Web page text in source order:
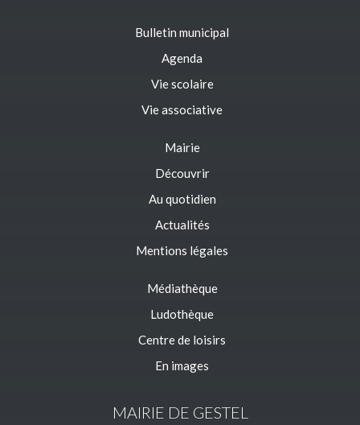
Bulletin municipal
Agenda
Vie scolaire
Vie associative
Mairie
Découvrir
Au quotidien
Actualités
Mentions légales
Médiathèque
Ludothèque
Centre de loisirs
En images
MAIRIE DE GESTEL